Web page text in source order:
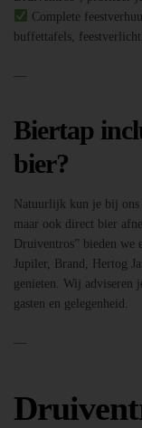
Complete
buffettafels,
—
Biertap
bier?
Natuurlijk kun je bij ons
maar ook direct bier
Druiventros” bieden we
Jupiler, Brand, Hertog
genieten. Wij adviseren
gasten en gelegenheid.
—